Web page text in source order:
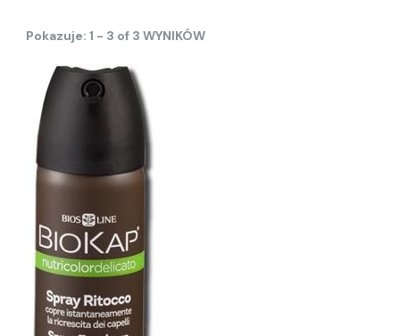
Pokazuje: 1 - 3 of 3 WYNIKÓW